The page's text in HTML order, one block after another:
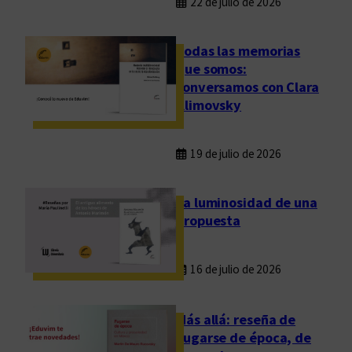
Todas las memorias
que somos:
conversamos con Clara
Klimovsky
19 de julio de 2026
La luminosidad de una
propuesta
16 de julio de 2026
Más allá: reseña de
Fugarse de época, de